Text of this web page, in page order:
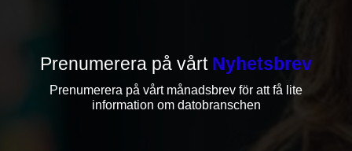
Prenumerera på vårt Nyhetsbrev
Prenumerera på vårt månadsbrev för att få lite
information om datobranschen